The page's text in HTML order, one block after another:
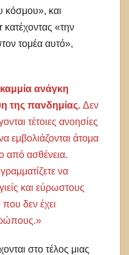
κόσμου», και
«την
τομέα αυτό»,
ανάγκη
της πανδημίας. Δεν
τέτοιες ανοησίες
εμβολιάζονται άτομα
από ασθένεια.
να
και εύρωστους
δεν έχει
στο τέλος μιας